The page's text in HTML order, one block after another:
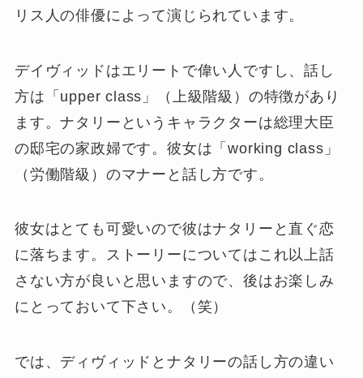
リス人の俳優によって演じられています。
デイヴィッドはエリートで偉い人ですし、話し
方は「upper class」（上級階級）の特徴があり
ます。ナタリーというキャラクターは総理大臣
の邸宅の家政婦です。彼女は「working class」
（労働階級）のマナーと話し方です。
彼女はとても可愛いので彼はナタリーと直ぐ恋
に落ちます。ストーリーについてはこれ以上話
さない方が良いと思いますので、後はお楽しみ
にとっておいて下さい。（笑）
では、ディヴィッドとナタリーの話し方の違い